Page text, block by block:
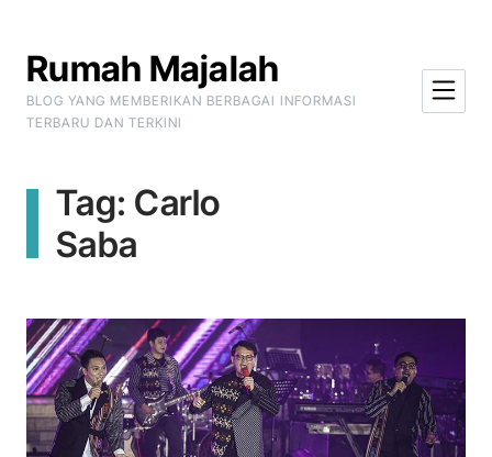
Rumah Majalah
BLOG YANG MEMBERIKAN BERBAGAI INFORMASI
TERBARU DAN TERKINI
Tag: Carlo
Saba